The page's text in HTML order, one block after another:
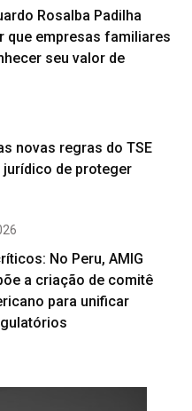
Rosalba Padilha
que empresas familiares
seu valor de
novas regras do TSE
de proteger
No Peru, AMIG
a criação de comitê
para unificar